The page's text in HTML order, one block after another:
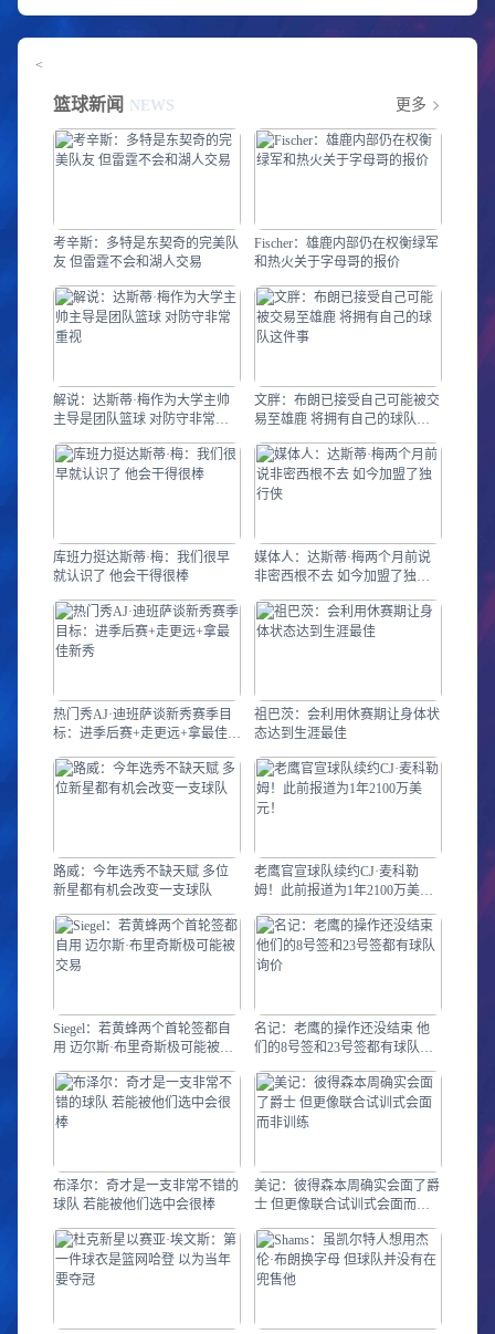
<
篮球新闻 NEWS 更多
考辛斯：多特是东契奇的完美队
友 但雷霆不会和湖人交易
Fischer：雄鹿内部仍在权衡绿军
和热火关于字母哥的报价
解说：达斯蒂·梅作为大学主帅
主导是团队篮球 对防守非常重
文胖：布朗已接受自己可能被交
易至雄鹿 将拥有自己的球队这
库班力挺达斯蒂·梅：我们很早
就认识了 他会干得很棒
媒体人：达斯蒂·梅两个月前说
非密西根不去 如今加盟了独行
热门秀AJ·迪班萨谈新秀赛季目
标：进季后赛+走更远+拿最佳新
祖巴茨：会利用休赛期让身体状
态达到生涯最佳
路威：今年选秀不缺天赋 多位
新星都有机会改变一支球队
老鹰官宣球队续约CJ·麦科勒
姆！此前报道为1年2100万美
Siegel：若黄蜂两个首轮签都自
用 迈尔斯·布里奇斯极可能被交
名记：老鹰的操作还没结束 他
们的8号签和23号签都有球队询
布泽尔：奇才是一支非常不错的
球队 若能被他们选中会很棒
美记：彼得森本周确实会面了爵
士 但更像联合试训式会面而非